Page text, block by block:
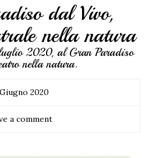
dal Vivo,
nella natura
2020, al Gran Paradiso
nella natura.
2020
a comment